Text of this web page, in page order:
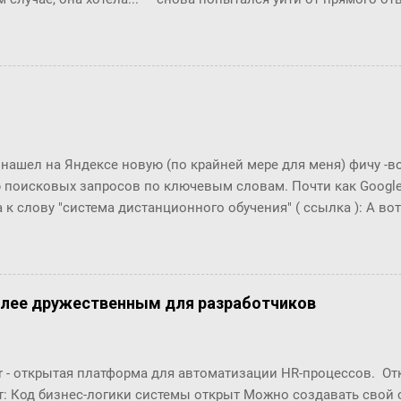
по-моему, это не трудно. ― Представь себе, трудно, ―
и ты сама в этом убедишься. Вот, слушай! Ты перестала
Бок перехватило дыхание, казалось, она вот-вот
пить коньяк по утрам? ― Да, да, конечно, ― убежденно
нашел на Яндексе новую (по крайней мере для меня) фичу -
поисковых запросов по ключевым словам. Почти как Google
к слову "система дистанционного обучения" ( ссылка ): А
дружественным для разработчиков
- открытая платформа для автоматизации HR-процессов.
Код бизнес-логики системы открыт Можно создавать